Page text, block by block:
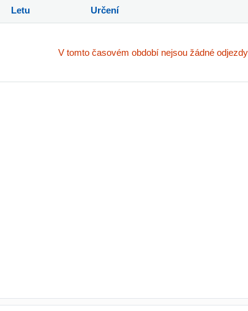
Letu Určení
V tomto časovém období nejsou žádné